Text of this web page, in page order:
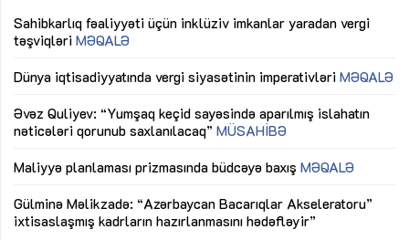
Sahibkarlıq fəaliyyəti üçün inklüziv imkanlar yaradan vergi
təşviqləri MƏQALƏ
Dünya iqtisadiyyatında vergi siyasətinin imperativləri MƏQALƏ
Əvəz Quliyev: “Yumşaq keçid sayəsində aparılmış islahatın
nəticələri qorunub saxlanılacaq” MÜSAHİBƏ
Maliyyə planlaması prizmasında büdcəyə baxış MƏQALƏ
Gülminə Məlikzadə: “Azərbaycan Bacarıqlar Akseleratoru”
ixtisaslaşmış kadrların hazırlanmasını hədəfləyir”